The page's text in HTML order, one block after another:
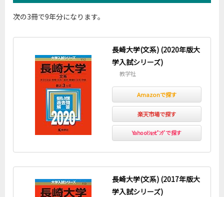
次の3冊で9年分になります。
長崎大学(文系) (2020年版大
学入試シリーズ)
教学社
Amazonで探す
楽天市場で探す
Yahoo!ｼｮｯﾋﾟﾝｸﾞで探す
長崎大学(文系) (2017年版大
学入試シリーズ)